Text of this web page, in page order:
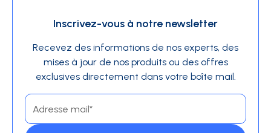
Inscrivez-vous à notre newsletter
Recevez des informations de nos experts, des
mises à jour de nos produits ou des offres
exclusives directement dans votre boîte mail.